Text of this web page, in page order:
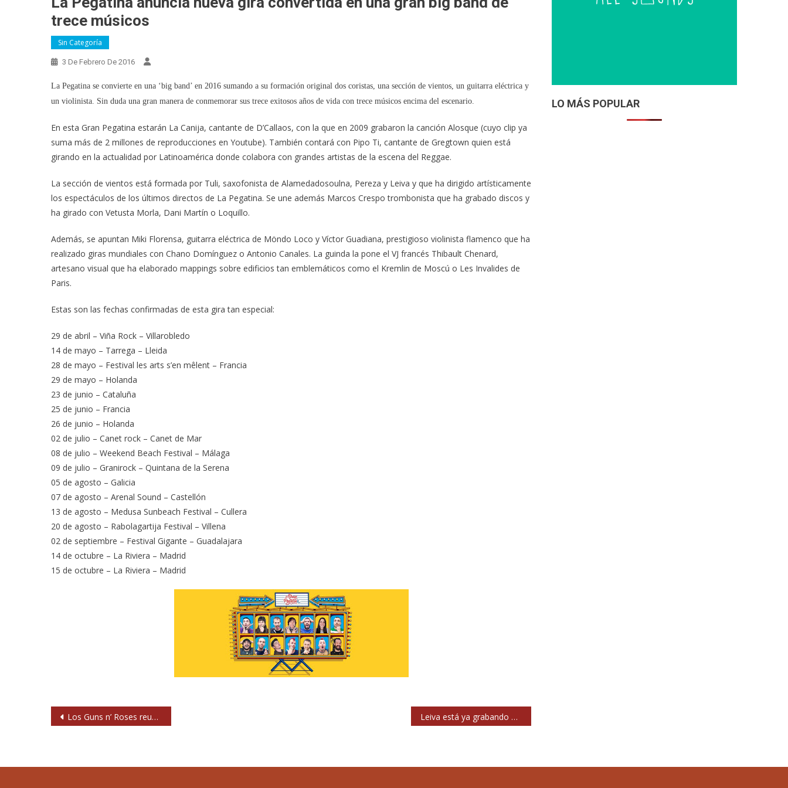
trece músicos
Sin Categoría
3 De Febrero De 2016
La Pegatina se convierte en una ‘big band’ en 2016 sumando a su formación original dos coristas, una sección de vientos, un guitarra eléctrica y
un violinista. Sin duda una gran manera de conmemorar sus trece exitosos años de vida con trece músicos encima del escenario.
En esta Gran Pegatina estarán La Canija, cantante de D’Callaos, con la que en 2009 grabaron la canción Alosque (cuyo clip ya
suma más de 2 millones de reproducciones en Youtube). También contará con Pipo Ti, cantante de Gregtown quien está
girando en la actualidad por Latinoamérica donde colabora con grandes artistas de la escena del Reggae.
La sección de vientos está formada por Tuli, saxofonista de Alamedadosoulna, Pereza y Leiva y que ha dirigido artísticamente
los espectáculos de los últimos directos de La Pegatina. Se une además Marcos Crespo trombonista que ha grabado discos y
ha girado con Vetusta Morla, Dani Martín o Loquillo.
Además, se apuntan Miki Florensa, guitarra eléctrica de Möndo Loco y Víctor Guadiana, prestigioso violinista flamenco que ha
realizado giras mundiales con Chano Domínguez o Antonio Canales. La guinda la pone el VJ francés Thibault Chenard,
artesano visual que ha elaborado mappings sobre edificios tan emblemáticos como el Kremlin de Moscú o Les Invalides de
Paris.
Estas son las fechas confirmadas de esta gira tan especial:
29 de abril – Viña Rock – Villarobledo
14 de mayo – Tarrega – Lleida
28 de mayo – Festival les arts s’en mêlent – Francia
29 de mayo – Holanda
23 de junio – Cataluña
25 de junio – Francia
26 de junio – Holanda
02 de julio – Canet rock – Canet de Mar
08 de julio – Weekend Beach Festival – Málaga
09 de julio – Granirock – Quintana de la Serena
05 de agosto – Galicia
07 de agosto – Arenal Sound – Castellón
13 de agosto – Medusa Sunbeach Festival – Cullera
20 de agosto – Rabolagartija Festival – Villena
02 de septiembre – Festival Gigante – Guadalajara
14 de octubre – La Riviera – Madrid
15 de octubre – La Riviera – Madrid
Navegación
Los Guns n’ Roses reunificados anuncian nuevo concierto en México DF Leiva está ya grabando nuevo disco de estudio
LO MÁS POPULAR